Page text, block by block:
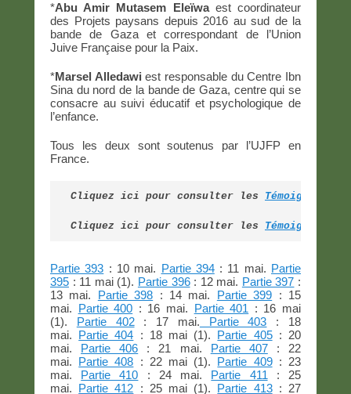
*Abu Amir Mutasem Eleïwaest coordinateur
des Projets paysans depuis 2016 au sud de la
bande de Gaza et correspondant de l’Union
Juive Française pour la Paix.
*Marsel Alledawi est responsable du Centre Ibn
Sina du nord de la bande de Gaza, centre qui se
consacre au suivi éducatif et psychologique de
l’enfance.
Tous les deux sont soutenus par l’UJFP en
France.
Cliquez ici pour consulter les Témoignages
Cliquez ici pour consulter les
Partie 393 : 10 mai. Partie 394: 11 mai. Partie
395 : 11 mai (1). Partie 396: 12 mai. Partie 397 :
13 mai. Partie 398 : 14 mai. Partie 399 : 15
mai. Partie 400 : 16 mai. Partie 401 : 16 mai
(1). Partie 402: 17 mai. Partie 403 : 18
mai. Partie 404 : 18 mai (1). Partie 405: 20
mai. Partie 406 : 21 mai. Partie 407: 22
mai. Partie 408 : 22 mai (1). Partie 409: 23
mai. Partie 410 : 24 mai. Partie 411 : 25
mai. Partie 412 : 25 mai (1). Partie 413: 27